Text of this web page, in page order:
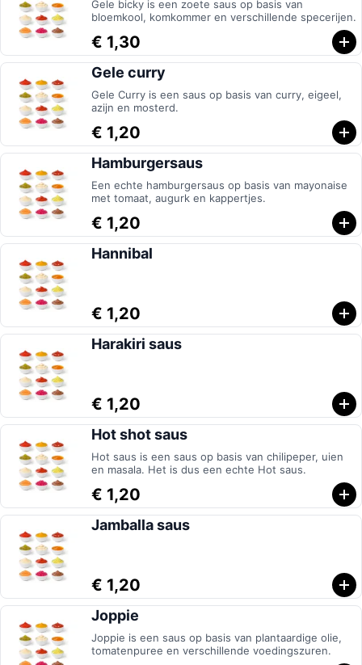
Gele bicky is een zoete saus op basis van
bloemkool, komkommer en verschillende specerijen.
€ 1,30
Gele curry
Gele Curry is een saus op basis van curry, eigeel,
azijn en mosterd.
€ 1,20
Hamburgersaus
Een echte hamburgersaus op basis van mayonaise
met tomaat, augurk en kappertjes.
€ 1,20
Hannibal
€ 1,20
Harakiri saus
€ 1,20
Hot shot saus
Hot saus is een saus op basis van chilipeper, uien
en masala. Het is dus een echte Hot saus.
€ 1,20
Jamballa saus
€ 1,20
Joppie
Joppie is een saus op basis van plantaardige olie,
tomatenpuree en verschillende voedingszuren.